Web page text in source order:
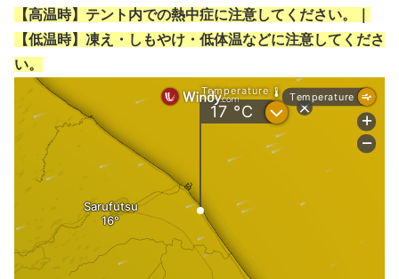
【高温時】テント内での熱中症に注意してください。｜
【低温時】凍え・しもやけ・低体温などに注意してくださ
い。